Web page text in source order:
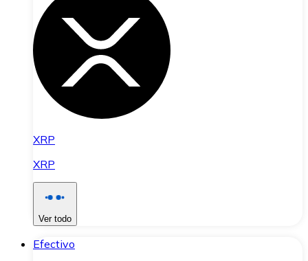
XRP
XRP
Ver todo
Efectivo